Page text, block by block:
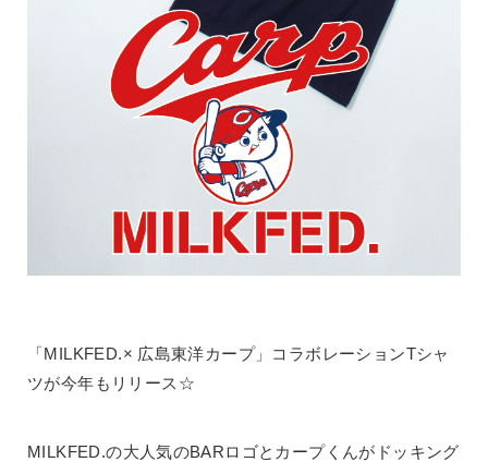
「MILKFED.× 広島東洋カープ」コラボレーションTシャ
ツが今年もリリース☆
MILKFED.の大人気のBARロゴとカープくんがドッキング